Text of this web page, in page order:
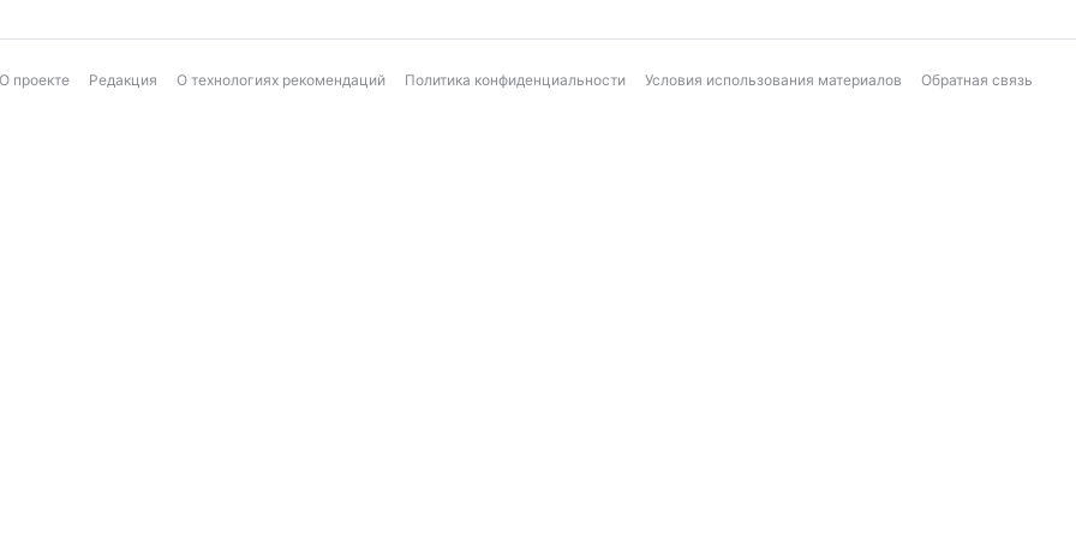
О проекте Редакция О технологиях рекомендаций Политика конфиденциальности Условия использования материалов Обратная связь